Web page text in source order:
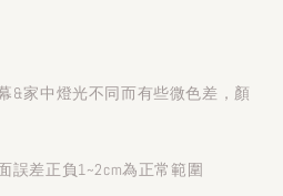
&家中燈光不同而有些微色差，顏
誤差正負1~2cm為正常範圍